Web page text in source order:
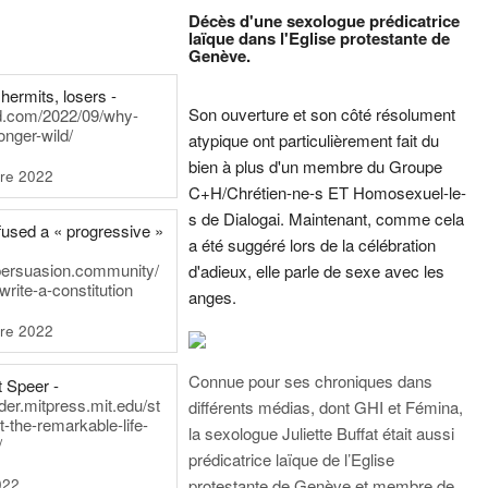
losers -
2022/09/why-
wild/
2022
a « progressive »
a-constitution
2022
Speer -
st
the-remarkable-life-
Décès d'une sexologue prédicatrice
laïque dans l'Eglise protestante de
Genève.
Son ouverture et son côté résolument
atypique ont particulièrement fait du
bien à plus d'un membre du Groupe
C+H/Chrétien-ne-s ET Homosexuel-le-
s de Dialogai. Maintenant, comme cela
a été suggéré lors de la célébration
d'adieux, elle parle de sexe avec les
anges.
Connue pour ses chroniques dans
différents médias, dont GHI et Fémina,
la sexologue Juliette Buffat était aussi
prédicatrice laïque de l’Eglise